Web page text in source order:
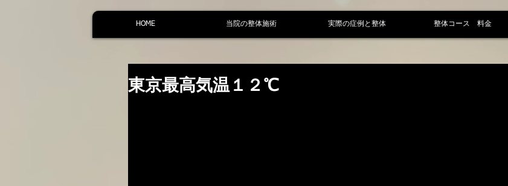
HOME 当院の整体施術 実際の症例と整体 整体コース 料金
東京最高気温１２℃